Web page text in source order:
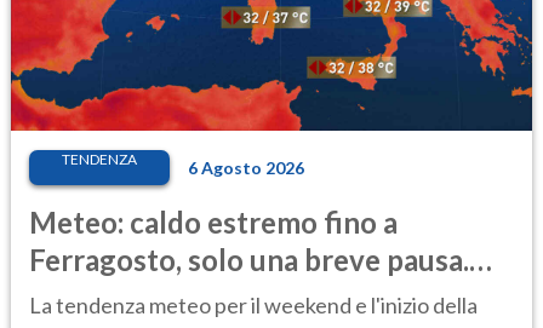
TENDENZA 6 Agosto 2026
Meteo: caldo estremo fino a
Ferragosto, solo una breve pausa.
Ecco dove
La tendenza meteo per il weekend e l'inizio della